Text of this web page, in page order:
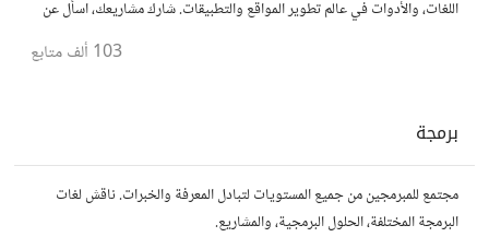
اللغات، والأدوات في عالم تطوير المواقع والتطبيقات. شارك مشاريعك، اسأل عن
103 ألف متابع
برمجة
مجتمع للمبرمجين من جميع المستويات لتبادل المعرفة والخبرات. ناقش لغات
البرمجة المختلفة، الحلول البرمجية، والمشاريع.